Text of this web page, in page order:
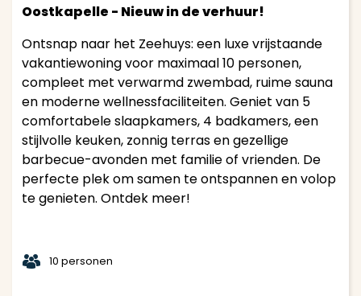
Oostkapelle - Nieuw in de verhuur!
Ontsnap naar het Zeehuys: een luxe vrijstaande
vakantiewoning voor maximaal 10 personen,
compleet met verwarmd zwembad, ruime sauna
en moderne wellnessfaciliteiten. Geniet van 5
comfortabele slaapkamers, 4 badkamers, een
stijlvolle keuken, zonnig terras en gezellige
barbecue-avonden met familie of vrienden. De
perfecte plek om samen te ontspannen en volop
te genieten. Ontdek meer!
t 10 personen